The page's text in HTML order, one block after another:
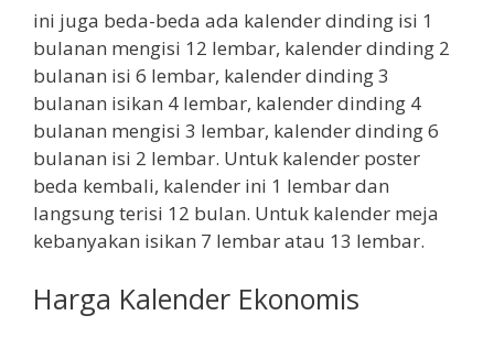
ini juga beda-beda ada kalender dinding isi 1
bulanan mengisi 12 lembar, kalender dinding 2
bulanan isi 6 lembar, kalender dinding 3
bulanan isikan 4 lembar, kalender dinding 4
bulanan mengisi 3 lembar, kalender dinding 6
bulanan isi 2 lembar. Untuk kalender poster
beda kembali, kalender ini 1 lembar dan
langsung terisi 12 bulan. Untuk kalender meja
kebanyakan isikan 7 lembar atau 13 lembar.
Harga Kalender Ekonomis